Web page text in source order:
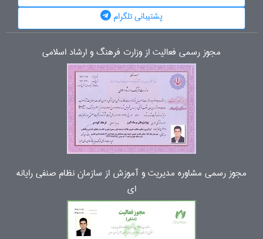
پشتیبانی تلگرام
مجوز رسمی فعالیت از وزارت فرهنگ و ارشاد اسلامی
مجوز رسمی مشاوره مدیریت و آموزش از سازمان نظام صنفی رایانه
ای